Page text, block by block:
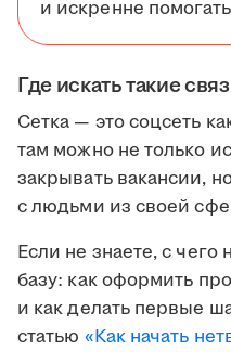
и искренне
Где искать такие
Сетка — это соцсеть
там можно не только
закрывать вакансии,
с людьми из своей
Если не знаете, с чего
базу: как оформить
и как делать первые
статью «Как начать